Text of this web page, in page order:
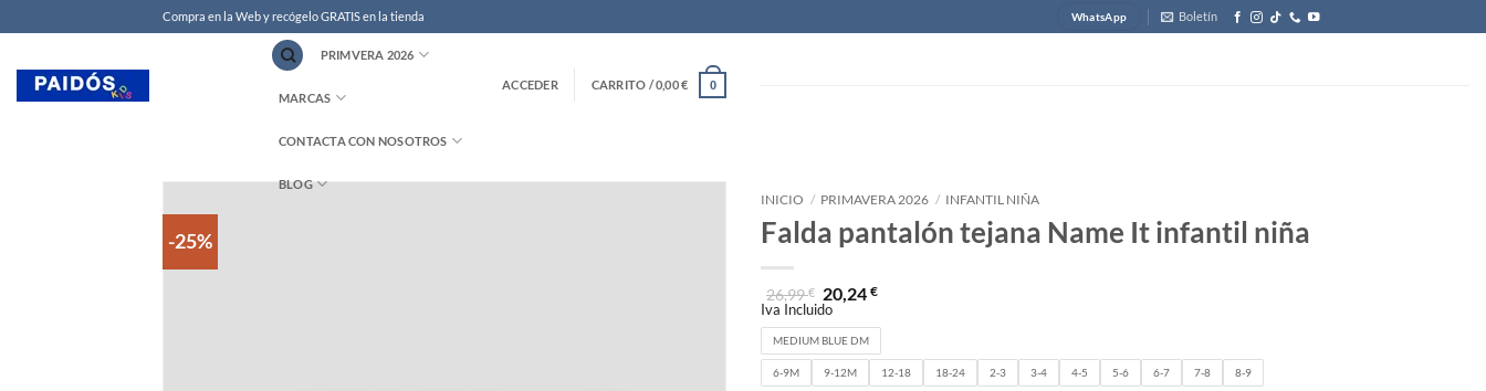
Compra en la Web y recógelo GRATIS en la tienda WhatsApp Boletín
PRIMVERA 2026
MARCAS
CONTACTA CON NOSOTROS
BLOG
ACCEDER CARRITO /0,00€ 0
-25%
INICIO / PRIMAVERA 2026 / INFANTIL NIÑA
Falda pantalón tejana Name It infantil niña
26,99€ 20,24€
Iva Incluido
MEDIUM BLUE DM
6-9M 9-12M 12-18 18-24 2-3 3-4 4-5 5-6 6-7 7-8 8-9